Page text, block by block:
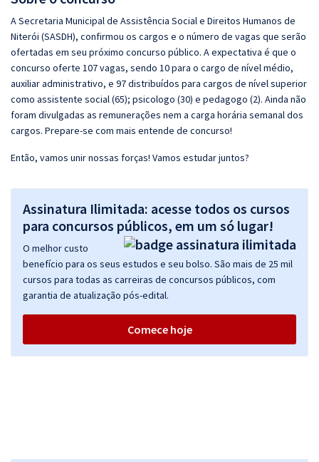
A Secretaria Municipal de Assistência Social e Direitos Humanos de
Niterói (SASDH), confirmou os cargos e o número de vagas que serão
ofertadas em seu próximo concurso público. A expectativa é que o
concurso oferte 107 vagas, sendo 10 para o cargo de nível médio,
auxiliar administrativo, e 97 distribuídos para cargos de nível superior
como assistente social (65); psicologo (30) e pedagogo (2). Ainda não
foram divulgadas as remunerações nem a carga horária semanal dos
cargos. Prepare-se com mais entende de concurso!
Então, vamos unir nossas forças! Vamos estudar juntos?
Assinatura Ilimitada: acesse todos os cursos
para concursos públicos, em um só lugar!
O melhor custo
benefício para os seus estudos e seu bolso. São mais de 25 mil
cursos para todas as carreiras de concursos públicos, com
garantia de atualização pós-edital.
Comece hoje